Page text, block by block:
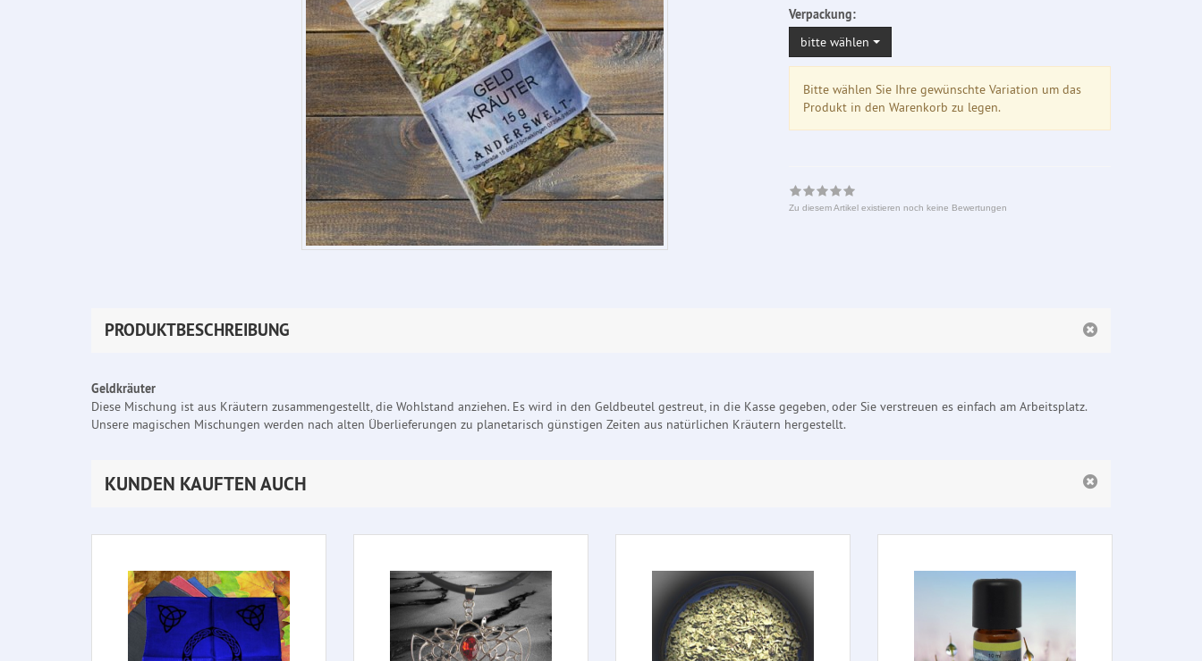
Verpackung:
bitte wählen
Bitte wählen Sie Ihre gewünschte Variation um das
Produkt in den Warenkorb zu legen.
Zu diesem Artikel existieren noch keine Bewertungen
PRODUKTBESCHREIBUNG
Geldkräuter
Diese Mischung ist aus Kräutern zusammengestellt, die Wohlstand anziehen. Es wird in den Geldbeutel gestreut, in die Kasse gegeben, oder Sie verstreuen es einfach am Arbeitsplatz.
Unsere magischen Mischungen werden nach alten Überlieferungen zu planetarisch günstigen Zeiten aus natürlichen Kräutern hergestellt.
KUNDEN KAUFTEN AUCH